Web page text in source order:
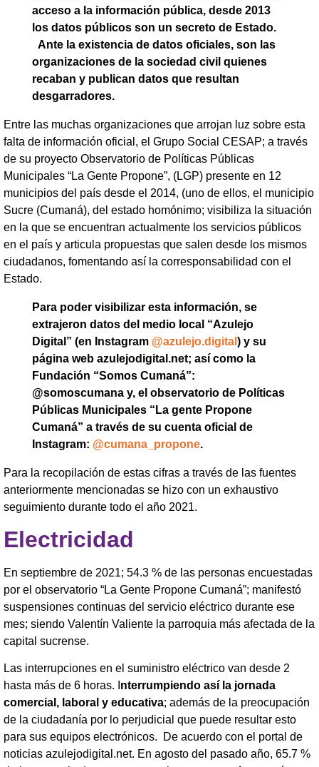
acceso a la información pública, desde 2013
los datos públicos son un secreto de Estado.
Ante la existencia de datos oficiales, son las
organizaciones de la sociedad civil quienes
recaban y publican datos que resultan
desgarradores.
Entre las muchas organizaciones que arrojan luz sobre esta
falta de información oficial, el Grupo Social CESAP; a través
de su proyecto Observatorio de Políticas Públicas
Municipales “La Gente Propone”, (LGP) presente en 12
municipios del país desde el 2014, (uno de ellos, el municipio
Sucre (Cumaná), del estado homónimo; visibiliza la situación
en la que se encuentran actualmente los servicios públicos
en el país y articula propuestas que salen desde los mismos
ciudadanos, fomentando así la corresponsabilidad con el
Estado.
Para poder visibilizar esta información, se
extrajeron datos del medio local “Azulejo
Digital” (en Instagram @azulejo.digital ) y su
página web azulejodigital.net; así como la
Fundación “Somos Cumaná”:
@somoscumana y, el observatorio de Políticas
Públicas Municipales “La gente Propone
Cumaná” a través de su cuenta oficial de
Instagram: @cumana_propone.
Para la recopilación de estas cifras a través de las fuentes
anteriormente mencionadas se hizo con un exhaustivo
seguimiento durante todo el año 2021.
Electricidad
En septiembre de 2021; 54.3 % de las personas encuestadas
por el observatorio “La Gente Propone Cumaná”; manifestó
suspensiones continuas del servicio eléctrico durante ese
mes; siendo Valentín Valiente la parroquia más afectada de la
capital sucrense.
Las interrupciones en el suministro eléctrico van desde 2
hasta más de 6 horas. I nterrumpiendo así la jornada
comercial, laboral y educativa; además de la preocupación
de la ciudadanía por lo perjudicial que puede resultar esto
para sus equipos electrónicos. De acuerdo con el portal de
noticias azulejodigital.net. En agosto del pasado año, 65.7 %